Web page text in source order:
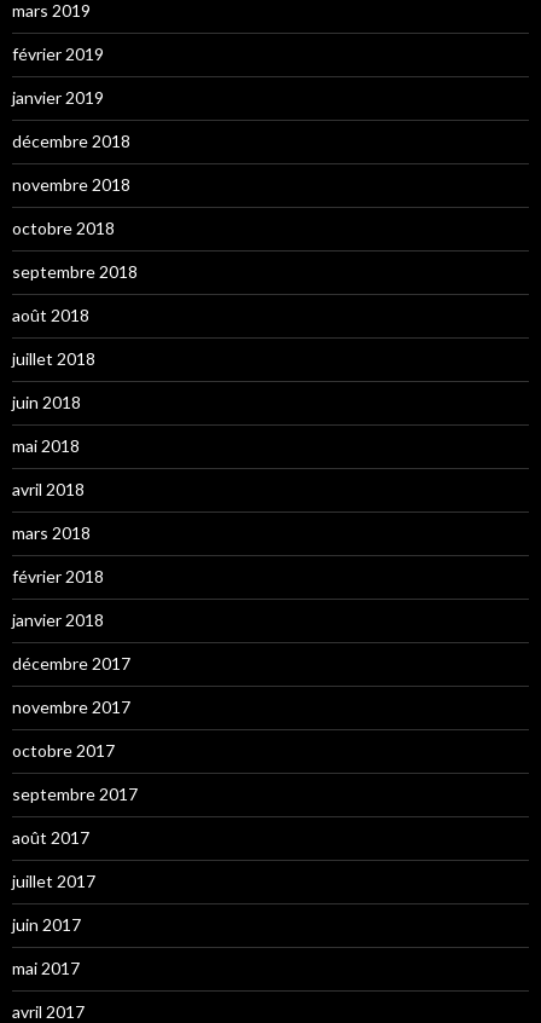
mars 2019
février 2019
janvier 2019
décembre 2018
novembre 2018
octobre 2018
septembre 2018
août 2018
juillet 2018
juin 2018
mai 2018
avril 2018
mars 2018
février 2018
janvier 2018
décembre 2017
novembre 2017
octobre 2017
septembre 2017
août 2017
juillet 2017
juin 2017
mai 2017
avril 2017